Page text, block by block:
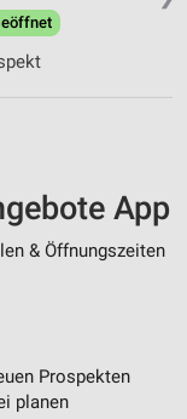
App
& Öffnungszeiten
Prospekten
planen